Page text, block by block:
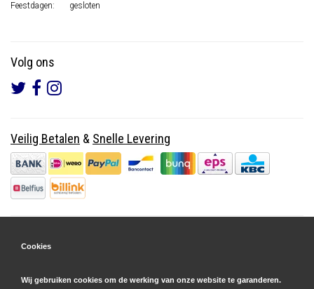
Feestdagen:
gesloten
Volg ons
Veilig Betalen & Snelle Levering
Cookies
Wij gebruiken cookies om de werking van onze website te garanderen.